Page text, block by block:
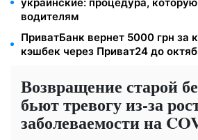
водителям
ПриватБанк вернет 5000 грн за
кэшбек через Приват24 до
Возвращение старой
бьют тревогу из-за
заболеваемости на